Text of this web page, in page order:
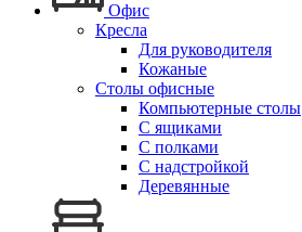
Офис
Кресла
Для руководителя
Кожаные
Столы офисные
Компьютерные столы
С ящиками
С полками
С надстройкой
Деревянные